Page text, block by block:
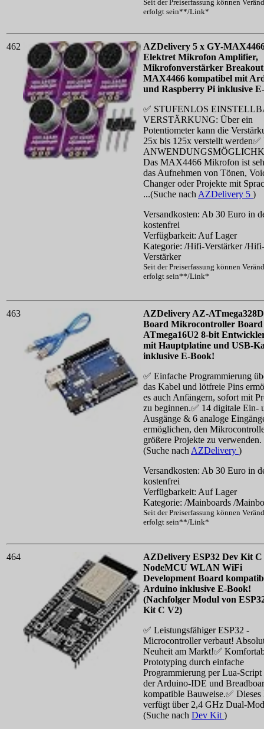
Seit der Preiserfassung können
erfolgt sein**/Link*
462
AZDelivery 5 x GY-
Elektret Mikrofon Amplifier,
Mikrofonverstärker Breakout
MAX4466 kompatibel mit
und Raspberry Pi inklusive
✅ STUFENLOS
VERSTÄRKUNG: Über ein
Potentiometer kann die
25x bis 125x verstellt
Das MAX4466 Mikrofon ist
das Aufnehmen von Tönen,
Changer oder Projekte mit
...(Suche nach AZDelivery 5 )
Versandkosten: Ab 30 Euro in
kostenfrei
Verfügbarkeit: Auf Lager
Kategorie: /Hifi-Verstärker /Hifi-
Verstärker
Seit der Preiserfassung können
erfolgt sein**/Link*
463
AZDelivery AZ-
Board Mikrocontroller Board
ATmega16U2 8-bit
mit Hauptplatine und USB-
inklusive E-Book!
✅ Einfache Programmierung
das Kabel und lötfreie Pins
es auch Anfängern, sofort mit
zu beginnen.✅ 14 digitale Ein-
Ausgänge & 6 analoge
ermöglichen, den
größere Projekte zu verwenden.
(Suche nach AZDelivery )
Versandkosten: Ab 30 Euro in
kostenfrei
Verfügbarkeit: Auf Lager
Kategorie: /Mainboards /
Seit der Preiserfassung können
erfolgt sein**/Link*
464
AZDelivery ESP32 Dev Kit
NodeMCU WLAN WiFi
Development Board
Arduino inklusive E-Book!
(Nachfolger Modul von
Kit C V2)
✅ Leistungsfähiger ESP32 -
Microcontroller verbaut!
Neuheit am Markt!✅
Prototyping durch einfache
Programmierung per Lua-Script
der Arduino-IDE und
kompatible Bauweise.✅ Dieses
verfügt über 2,4 GHz Dual-
(Suche nach Dev Kit )